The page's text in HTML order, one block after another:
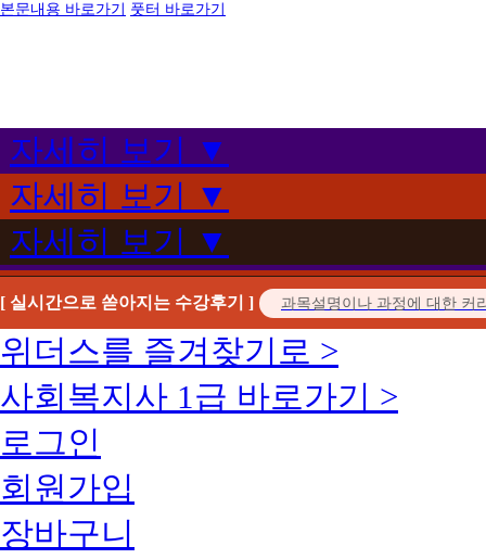
본문내용 바로가기 풋터 바로가기
자세히 보기 ▼
자세히 보기 ▼
자세히 보기 ▼
[ 실시간으로 쏟아지는 수강후기 ]
위더스를 즐겨찾기로 >
사회복지사 1급 바로가기 >
로그인
회원가입
장바구니